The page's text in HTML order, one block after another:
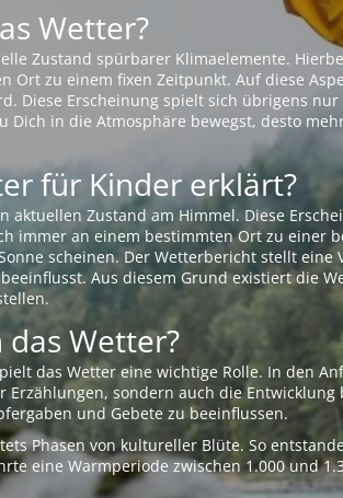
Wetter?
Zustand spürbarer Klimaelemente.
Ort zu einem fixen Zeitpunkt. Auf diese
Diese Erscheinung spielt sich übrigens
Dich in die Atmosphäre bewegst, desto
für Kinder erklärt?
aktuellen Zustand am Himmel. Diese
immer an einem bestimmten Ort zu einer
scheinen. Der Wetterbericht stellt
Aus diesem Grund existiert die
Wetter?
das Wetter eine wichtige Rolle. In den
sondern auch die
und Gebete zu beeinflussen.
Phasen von kultureller Blüte. So
eine Warmperiode zwischen 1.000 und